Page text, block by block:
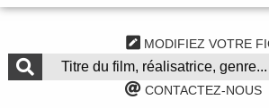
MODIFIEZ VOTRE
CONTACTEZ-NOUS